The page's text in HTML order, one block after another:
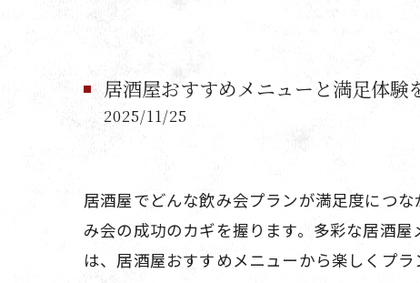
居酒屋おすすめメニューと満足体験
2025/11/25
居酒屋でどんな飲み会プランが満足度につ
み会の成功のカギを握ります。多彩な居酒
は、居酒屋おすすめメニューから楽しくプ